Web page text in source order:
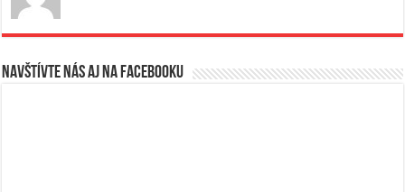
Navštívte nás aj na Facebooku